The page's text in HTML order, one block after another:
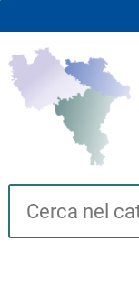
Cerca su "Catalogo"